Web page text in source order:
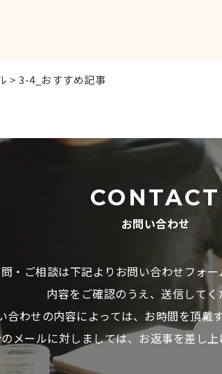
> 3-4_おすすめ記事
CONTACT
お問い合わせ
・ご相談は下記よりお問い合わせフォ
内容をご確認のうえ、送信してく
合わせの内容によっては、お時間を頂戴
メールに対しましては、お返事を差し